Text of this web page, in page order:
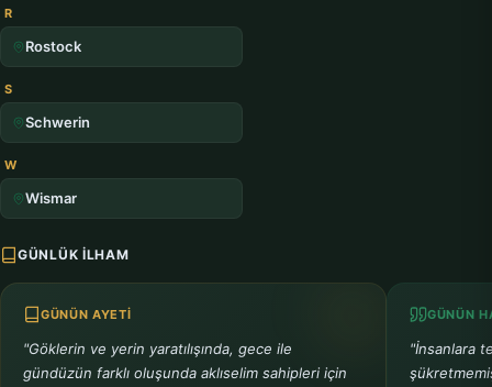
R
Rostock
S
Schwerin
W
Wismar
GÜNLÜK İLHAM
GÜNÜN AYETI
"Göklerin ve yerin yaratılışında, gece ile
gündüzün farklı oluşunda aklıselim sahipleri için
GÜNÜN
"İnsanlara